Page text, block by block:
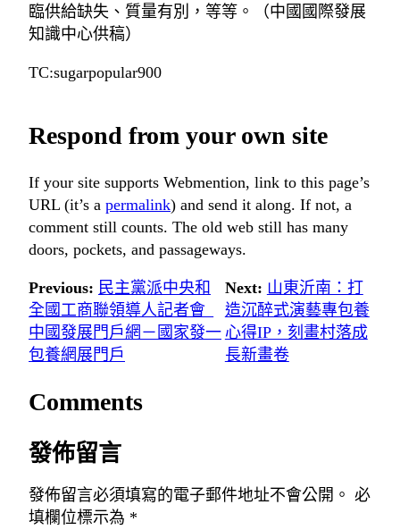
臨供給缺失、質量有別，等等。（中國國際發展
知識中心供稿）
TC:sugarpopular900
Respond from your own site
If your site supports Webmention, link to this page’s
URL (it’s a permalink) and send it along. If not, a
comment still counts. The old web still has many
doors, pockets, and passageways.
Previous: 民主黨派中央和
全國工商聯領導人記者會_
中國發展門戶網－國家發一
包養網展門戶
Next: 山東沂南：打
造沉醉式演藝專包養
心得IP，刻畫村落成
長新畫卷
Comments
發佈留言
發佈留言必須填寫的電子郵件地址不會公開。 必
填欄位標示為 *